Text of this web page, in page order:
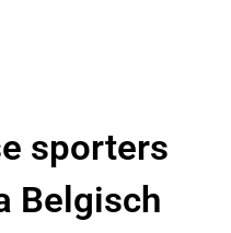
sporters
Belgisch